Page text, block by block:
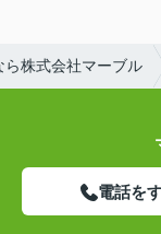
株式会社マーブル
電話を